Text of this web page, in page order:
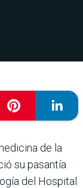
de la
su pasantía
del Hospital